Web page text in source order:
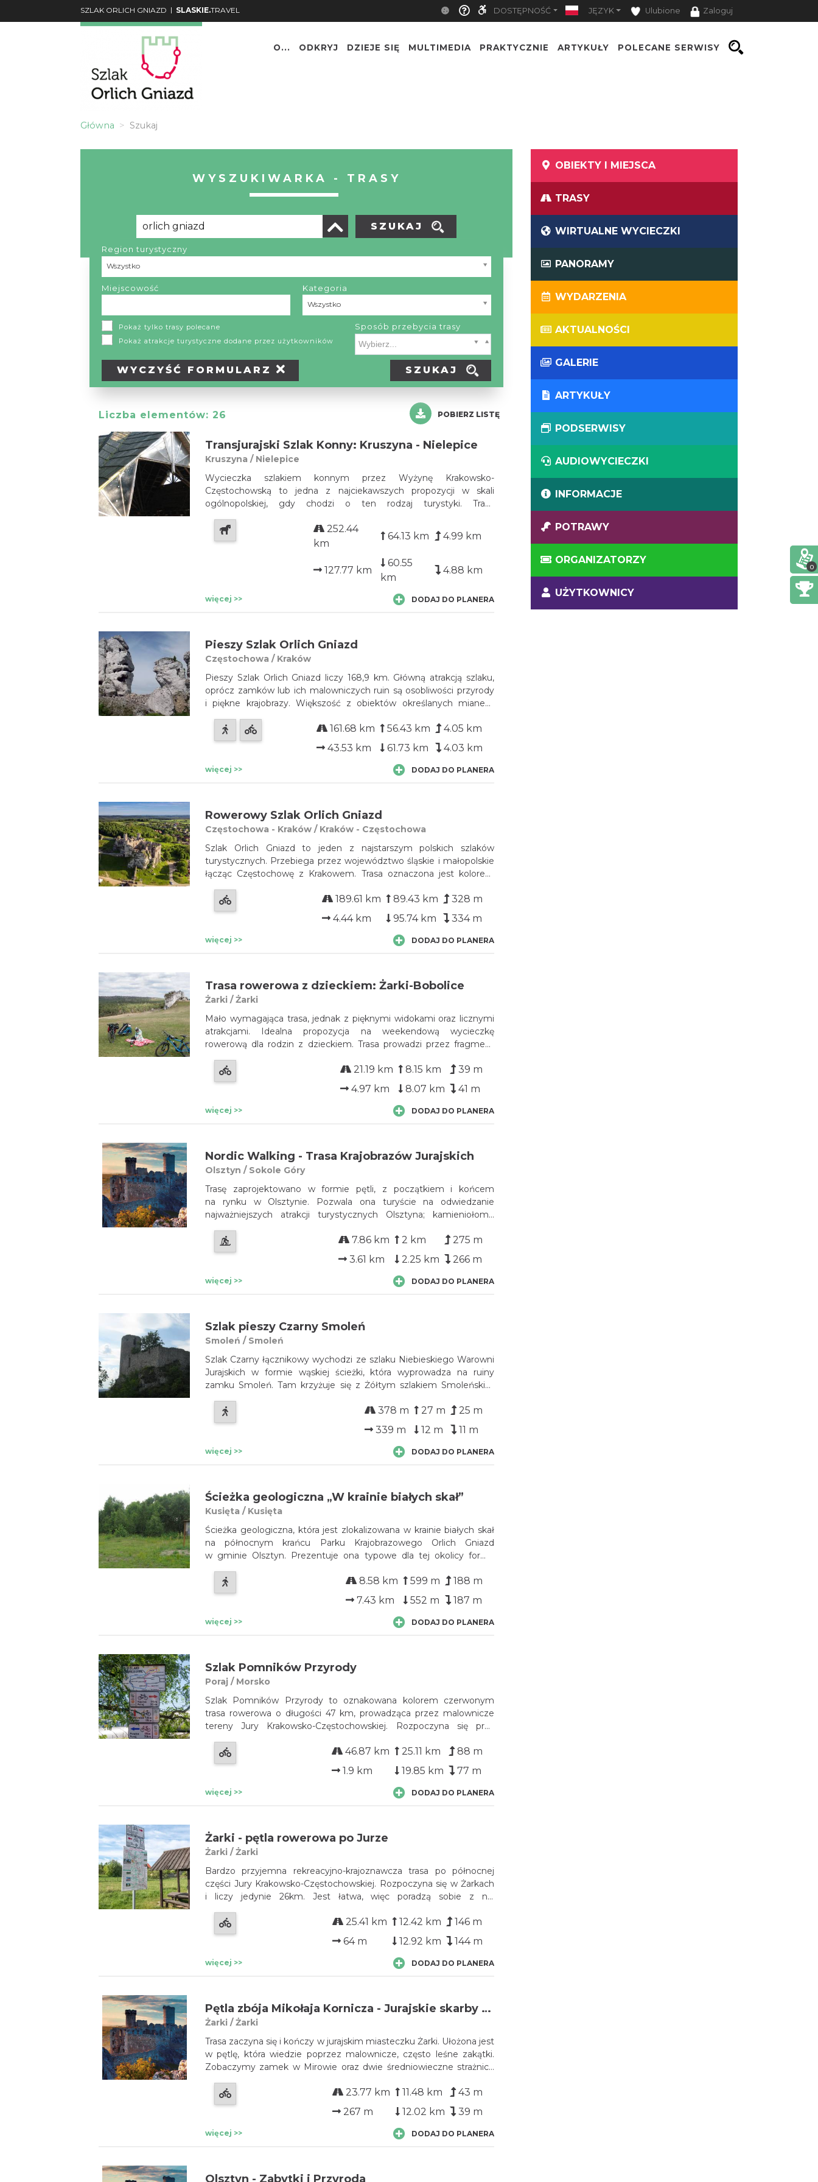
SZLAK ORLICH GNIAZD | SLASKIE.TRAVEL DOSTĘPNOŚĆ JĘZYK Ulubione Zaloguj
O... ODKRYJ DZIEJE SIĘ MULTIMEDIA PRAKTYCZNIE ARTYKUŁY POLECANE SERWISY
Główna Szukaj
WYSZUKIWARKA - TRASY
Region turystyczny
Wszystko
Region
turystyczny
Miejscowość
Kategoria
Wszystko
Kategoria
Pokaż tylko trasy polecane
Pokaż atrakcje turystyczne dodane przez użytkowników
Sposób przebycia trasy
WYCZYŚĆ FORMULARZ SZUKAJ
SZUKAJ
Liczba elementów: 26 POBIERZ LISTĘ
Transjurajski Szlak Konny: Kruszyna - Nielepice
Kruszyna / Nielepice
Wycieczka szlakiem konnym przez Wyżynę Krakowsko-
Częstochowską to jedna z najciekawszych propozycji w skali
ogólnopolskiej, gdy chodzi o ten rodzaj turystyki. Trasa
jednodniowych odcinków, z czego 5 dni przypada na województwo
śląskie. Podczas k...
252.44
km
64.13 km 4.99 km
127.77 km
60.55
km
4.88 km
więcej >> DODAJ DO PLANERA
Pieszy Szlak Orlich Gniazd
Częstochowa / Kraków
Pieszy Szlak Orlich Gniazd liczy 168,9 km. Główną atrakcją szlaku,
oprócz zamków lub ich malowniczych ruin są osobliwości przyrody
i piękne krajobrazy. Większość z obiektów określanych mianem
miały strzec granicy Królestwa Polskiego oraz jego stolicy, Krakowa,
głównie przed najazdem Czechów od strony Śląska.
161.68 km 56.43 km
4.05 km
43.53 km
61.73 km 4.03 km
więcej >> DODAJ DO PLANERA
Rowerowy Szlak Orlich Gniazd
Częstochowa - Kraków / Kraków - Częstochowa
Szlak Orlich Gniazd to jeden z najstarszym polskich szlaków
turystycznych. Przebiega przez województwo śląskie i małopolskie
łącząc Częstochowę z Krakowem. Trasa oznaczona jest kolorem
i konny.
189.61 km 89.43 km
328 m
4.44 km
95.74 km 334 m
więcej >> DODAJ DO PLANERA
Trasa rowerowa z dzieckiem: Żarki-Bobolice
Żarki / Żarki
Mało wymagająca trasa, jednak z pięknymi widokami oraz licznymi
atrakcjami. Idealna propozycja na weekendową wycieczkę
rowerową dla rodzin z dzieckiem. Trasa prowadzi przez fragment
możliwość odwiedzenia dwóch zamków.
21.19 km 8.15 km
39 m
4.97 km
8.07 km 41 m
więcej >> DODAJ DO PLANERA
Nordic Walking - Trasa Krajobrazów Jurajskich
Olsztyn / Sokole Góry
Trasę zaprojektowano w formie pętli, z początkiem i końcem
na rynku w Olsztynie. Pozwala ona turyście na odwiedzanie
najważniejszych atrakcji turystycznych Olsztyna; kamieniołomu
Część trasy, w tym cały odcinek znajdujący się na terenie rezerwatu
przyrody "Sokole Góry" poprowadzono wzdłuż istniejących
7.86 km 2 km
275 m
3.61 km
2.25 km 266 m
więcej >> DODAJ DO PLANERA
Szlak pieszy Czarny Smoleń
Smoleń / Smoleń
Szlak Czarny łącznikowy wychodzi ze szlaku Niebieskiego Warowni
Jurajskich w formie wąskiej ścieżki, która wyprowadza na ruiny
zamku Smoleń. Tam krzyżuje się z Żółtym szlakiem Smoleńskim
z najpiękniej położonych Orlich Gniazd. Zamontowane ...
378 m 27 m
25 m
339 m
12 m 11 m
więcej >> DODAJ DO PLANERA
Ścieżka geologiczna „W krainie białych skał”
Kusięta / Kusięta
Ścieżka geologiczna, która jest zlokalizowana w krainie białych skał
na północnym krańcu Parku Krajobrazowego Orlich Gniazd
w gminie Olsztyn. Prezentuje ona typowe dla tej okolicy formy
naturalne schrony i nisze skalne, leje krasowe, a tak...
8.58 km 599 m
188 m
7.43 km
552 m 187 m
więcej >> DODAJ DO PLANERA
Szlak Pomników Przyrody
Poraj / Morsko
Szlak Pomników Przyrody to oznakowana kolorem czerwonym
trasa rowerowa o długości 47 km, prowadząca przez malownicze
tereny Jury Krakowsko-Częstochowskiej. Rozpoczyna się przy
w Morsku. Trasa wiedzie przez Choroń, Myszków i Włodowice,
oferując wiele cennych przyrodniczo miejsc.
46.87 km 25.11 km
88 m
1.9 km
19.85 km 77 m
więcej >> DODAJ DO PLANERA
Żarki - pętla rowerowa po Jurze
Żarki / Żarki
Bardzo przyjemna rekreacyjno-krajoznawcza trasa po północnej
części Jury Krakowsko-Częstochowskiej. Rozpoczyna się w Żarkach
i liczy jedynie 26km. Jest łatwa, więc poradzą sobie z nią
25.41 km 12.42 km
146 m
64 m
12.92 km 144 m
więcej >> DODAJ DO PLANERA
Pętla zbója Mikołaja Kornicza - Jurajskie skarby strażnice, zamek, klasztor, bunkry
Żarki / Żarki
Trasa zaczyna się i kończy w jurajskim miasteczku Żarki. Ułożona jest
w pętlę, która wiedzie poprzez malownicze, często leśne zakątki.
Zobaczymy zamek w Mirowie oraz dwie średniowieczne strażnice
klasztor w Leśniowie, dzielnicy Żarek. Spodobają się: jurajski
krajobraz, piękne widoki oraz dziedzictwo kulturowe jurajskiego
23.77 km 11.48 km
43 m
267 m
12.02 km 39 m
więcej >> DODAJ DO PLANERA
Olsztyn - Zabytki i Przyroda
OBIEKTY I MIEJSCA
TRASY
WIRTUALNE WYCIECZKI
PANORAMY
WYDARZENIA
AKTUALNOŚCI
GALERIE
ARTYKUŁY
PODSERWISY
AUDIOWYCIECZKI
INFORMACJE
POTRAWY
ORGANIZATORZY
UŻYTKOWNICY
0